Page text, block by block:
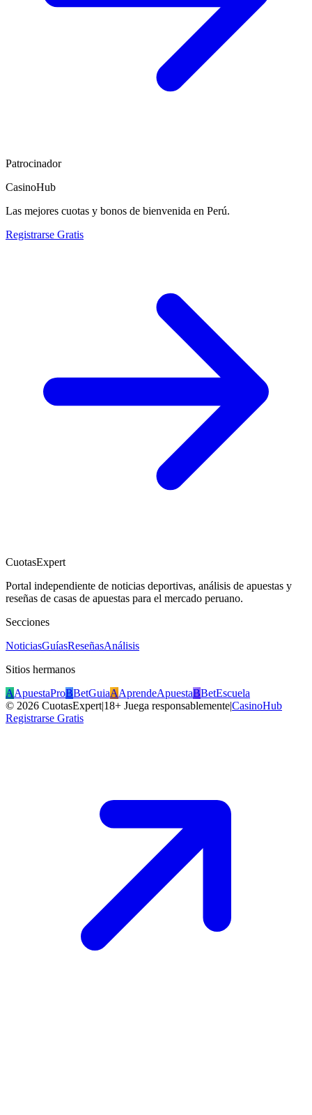
Patrocinador
CasinoHub
Las mejores cuotas y bonos de bienvenida en Perú.
Registrarse Gratis
CuotasExpert
Portal independiente de noticias deportivas, análisis de apuestas y
reseñas de casas de apuestas para el mercado peruano.
Secciones
NoticiasGuíasReseñasAnálisis
Sitios hermanos
AApuestaProBBetGuiaAAprendeApuestaBBetEscuela
© 2026 CuotasExpert|18+ Juega responsablemente|CasinoHub
Registrarse Gratis